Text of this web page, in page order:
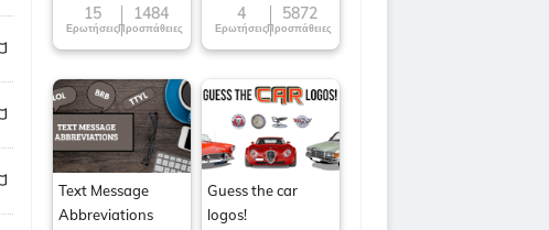
15
Ερωτήσεις
1484
Προσπάθειες
4
Ερωτήσεις
5872
Προσπάθειες
Text Message
Abbreviations
Guess the car
logos!